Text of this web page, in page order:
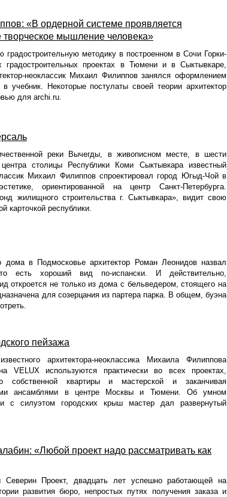
«В ордерной системе проявляется
творческое мышление человека»
градостроительную методику в построенном в Сочи Горки-
градостроительных проектах в Тюмени и в Сыктывкаре,
неоклассик Михаил Филиппов занялся оформлением
учебник. Некоторые постулаты своей теории архитектор
для archi.ru.
реки Вычегды, в живописном месте, в шести
столицы Республики Коми Сыктывкара известный
Михаил Филиппов спроектировал город Югыд-Чой в
ориентированной на центр Санкт-Петербурга.
жилищного строительства г. Сыктывкара», видит свою
карточкой республики.
дома в Подмосковье архитектор Роман Леонидов назвал
есть хороший вид по-испански. И действительно,
откроется не только из дома с бельведером, стоящего на
для созерцания из партера парка. В общем, буэна
пейзажа
архитектора-неоклассика Михаила Филиппова
VELUX используются практически во всех проектах,
собственной квартиры и мастерской и заканчивая
ансамблями в центре Москвы и Тюмени. Об умном
с силуэтом городских крыш мастер дал развернутый
«Любой проект надо рассматривать как
Северин Проект, двадцать лет успешно работающей на
развития бюро, непростых путях получения заказа и